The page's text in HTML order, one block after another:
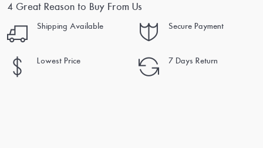
4 Great Reason to Buy From Us
Shipping Available Secure Payment
Lowest Price 7 Days Return